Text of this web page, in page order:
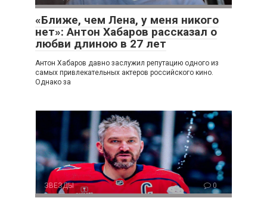
«Ближе, чем Лена, у меня никого
нет»: Антон Хабаров рассказал о
любви длиною в 27 лет
Антон Хабаров давно заслужил репутацию одного из
самых привлекательных актеров российского кино.
Однако за
ЗВЕЗДЫ 0